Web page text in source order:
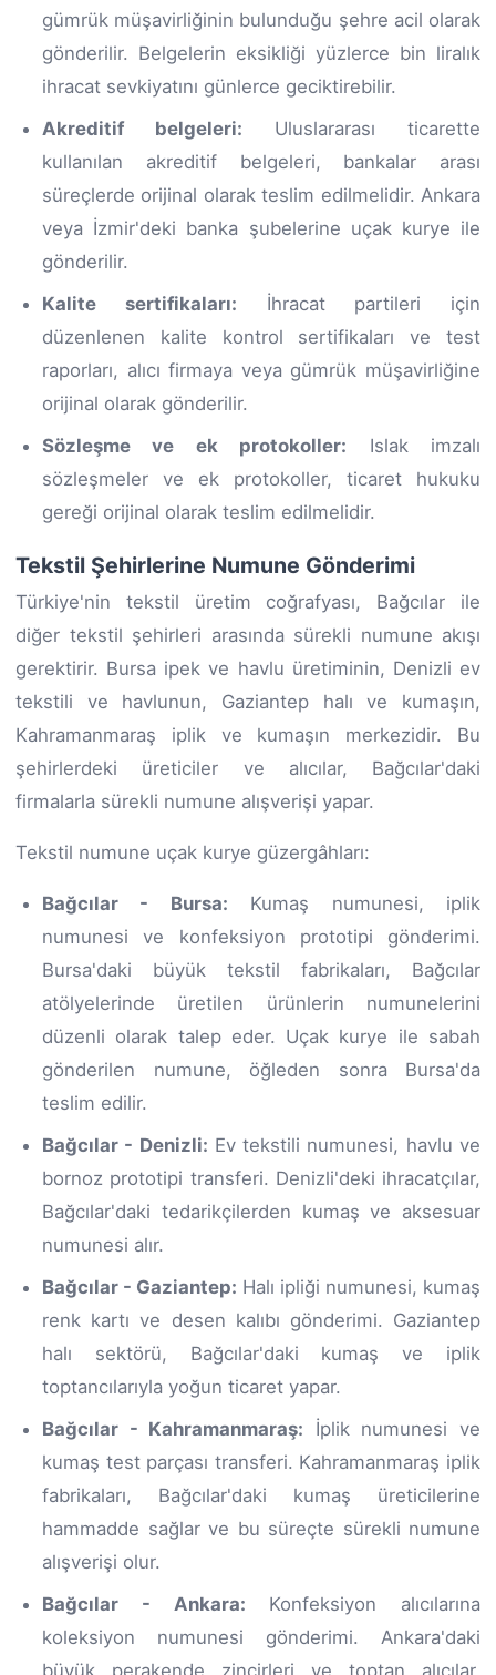
gümrük müşavirliğinin bulunduğu şehre acil olarak
gönderilir. Belgelerin eksikliği yüzlerce bin liralık
ihracat sevkiyatını günlerce geciktirebilir.
Akreditif belgeleri: Uluslararası ticarette
kullanılan akreditif belgeleri, bankalar arası
süreçlerde orijinal olarak teslim edilmelidir. Ankara
veya İzmir'deki banka şubelerine uçak kurye ile
gönderilir.
Kalite sertifikaları: İhracat partileri için
düzenlenen kalite kontrol sertifikaları ve test
raporları, alıcı firmaya veya gümrük müşavirliğine
orijinal olarak gönderilir.
Sözleşme ve ek protokoller: Islak imzalı
sözleşmeler ve ek protokoller, ticaret hukuku
gereği orijinal olarak teslim edilmelidir.
Tekstil Şehirlerine Numune Gönderimi
Türkiye'nin tekstil üretim coğrafyası, Bağcılar ile
diğer tekstil şehirleri arasında sürekli numune akışı
gerektirir. Bursa ipek ve havlu üretiminin, Denizli ev
tekstili ve havlunun, Gaziantep halı ve kumaşın,
Kahramanmaraş iplik ve kumaşın merkezidir. Bu
şehirlerdeki üreticiler ve alıcılar, Bağcılar'daki
firmalarla sürekli numune alışverişi yapar.
Tekstil numune uçak kurye güzergâhları:
Bağcılar - Bursa: Kumaş numunesi, iplik
numunesi ve konfeksiyon prototipi gönderimi.
Bursa'daki büyük tekstil fabrikaları, Bağcılar
atölyelerinde üretilen ürünlerin numunelerini
düzenli olarak talep eder. Uçak kurye ile sabah
gönderilen numune, öğleden sonra Bursa'da
teslim edilir.
Bağcılar - Denizli: Ev tekstili numunesi, havlu ve
bornoz prototipi transferi. Denizli'deki ihracatçılar,
Bağcılar'daki tedarikçilerden kumaş ve aksesuar
numunesi alır.
Bağcılar - Gaziantep: Halı ipliği numunesi, kumaş
renk kartı ve desen kalıbı gönderimi. Gaziantep
halı sektörü, Bağcılar'daki kumaş ve iplik
toptancılarıyla yoğun ticaret yapar.
Bağcılar - Kahramanmaraş: İplik numunesi ve
kumaş test parçası transferi. Kahramanmaraş iplik
fabrikaları, Bağcılar'daki kumaş üreticilerine
hammadde sağlar ve bu süreçte sürekli numune
alışverişi olur.
Bağcılar - Ankara: Konfeksiyon alıcılarına
koleksiyon numunesi gönderimi. Ankara'daki
büyük perakende zincirleri ve toptan alıcılar,